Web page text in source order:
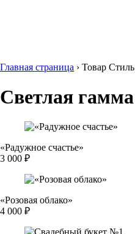
Главная страница › Товар Стиль
Светлая гамма
«Радужное счастье»
3 000 ₽
«Розовая облако»
4 000 ₽